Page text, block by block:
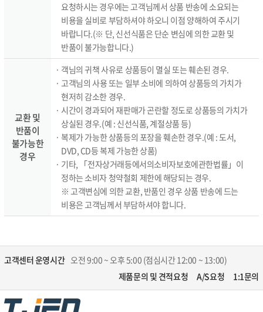
요청하시는 경우에는 고객님께서 상품 반송에 소요되는
비용을 실비로 부담하셔야 하오니 이점 양해하여 주시기
바랍니다.(※ 단, 신선식품은 단순 변심에 의한 교환 및
반품이 불가능합니다.)
교환 및
반품이
불가능한
경우
· 객님의 귀책 사유로 상품등이 멸실 또는 훼손된 경우.
· 고객님의 사용 또는 일부 소비에 의하여 상품등의 가치가
현저히 감소한 경우.
· 시간이 경과되어 재판매가 곤란할 정도로 상품등의 가치가
상실된 경우.(예 : 신선식품, 계절상품 등)
· 복제가 가능한 상품등의 포장을 훼손한 경우.(예 : 도서,
DVD, CD등 복제 가능한 상품)
· 기타, 「전자상거래등에서의소비자보호에관한법률」이
정하는 소비자 청약철회 제한에 해당되는 경우.
※ 고객변심에 의한 교환, 반품인 경우 상품 반송에 드는
비용은 고객님께서 부담하셔야 합니다.
고객센터 운영시간 오전 9:00 ~ 오후 5:00 (점심시간 12:00 ~ 13:00)
제품문의 및 견적요청
A/S요청 1:1문의